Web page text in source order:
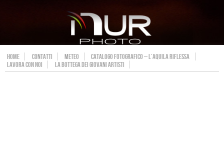
HOME CONTATTI METEO
CATALOGO FOTOGRAFICO – L’AQUILA RIFLESSA
LAVORA CON NOI
LA BOTTEGA DEI GIOVANI ARTISTI